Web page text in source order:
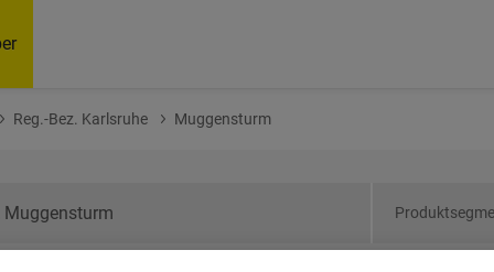
Reg.-Bez. Karlsruhe Muggensturm